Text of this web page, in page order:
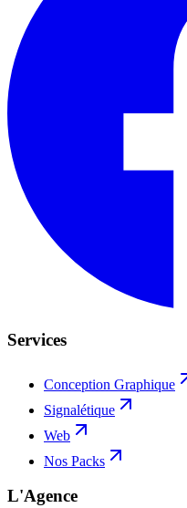
Services
Conception Graphique
Signalétique
Web
Nos Packs
L'Agence